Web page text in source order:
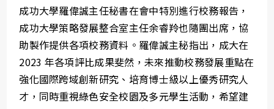
成功大學羅偉誠主任秘書在會中特別進行校務報告，
成功大學策略發展整合室主任余睿羚也隨團出席，協
助製作提供各項校務資料。羅偉誠主秘指出，成大在
2023 年各項評比成果斐然，未來推動校務發展重點在
強化國際跨域創新研究、培育博士級以上優秀研究人
才，同時重視綠色安全校園及多元學生活動，希望建